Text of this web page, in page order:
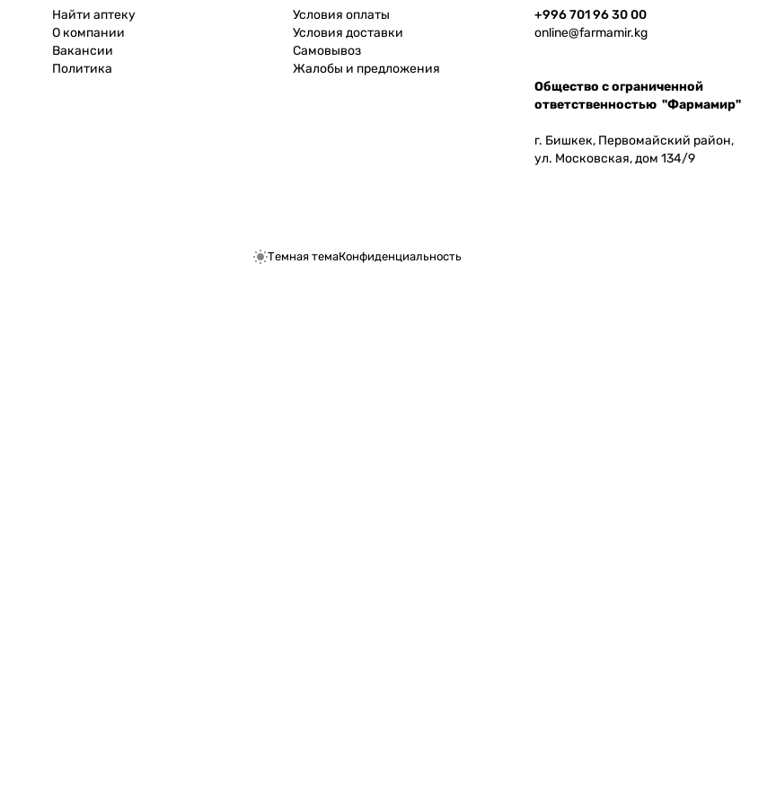
Найти аптеку
О компании
Вакансии
Политика
Условия оплаты
Условия доставки
Самовывоз
Жалобы и предложения
+996 701 96 30 00
online@farmamir.kg
Общество с ограниченной
ответственностью "Фармамир"
г. Бишкек, Первомайский район,
ул. Московская, дом 134/9
Темная темаКонфиденциальность